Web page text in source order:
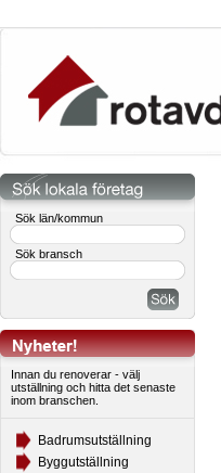
Sök län/kommun
Sök bransch
Innan du renoverar - välj
utställning och hitta det senaste
inom branschen.
Badrumsutställning
Byggutställning